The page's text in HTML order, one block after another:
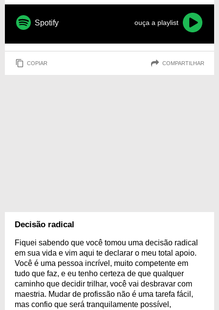
Spotify ouça a playlist
COPIAR COMPARTILHAR
Decisão radical
Fiquei sabendo que você tomou uma decisão radical
em sua vida e vim aqui te declarar o meu total apoio.
Você é uma pessoa incrível, muito competente em
tudo que faz, e eu tenho certeza de que qualquer
caminho que decidir trilhar, você vai desbravar com
maestria. Mudar de profissão não é uma tarefa fácil,
mas confio que será tranquilamente possível,